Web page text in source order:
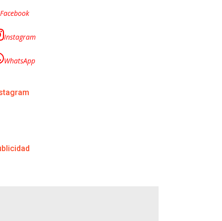
Facebook
Instagram
WhatsApp